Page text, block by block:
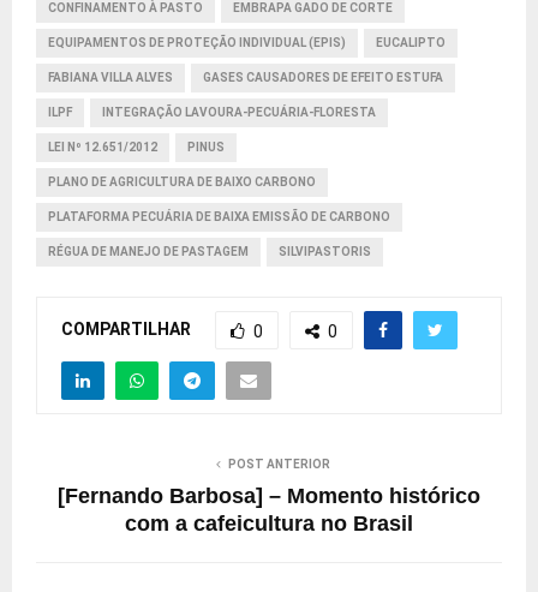
CONFINAMENTO À PASTO EMBRAPA GADO DE CORTE
EQUIPAMENTOS DE PROTEÇÃO INDIVIDUAL (EPIS) EUCALIPTO
FABIANA VILLA ALVES GASES CAUSADORES DE EFEITO ESTUFA
ILPF INTEGRAÇÃO LAVOURA-PECUÁRIA-FLORESTA
LEI Nº 12.651/2012 PINUS
PLANO DE AGRICULTURA DE BAIXO CARBONO
PLATAFORMA PECUÁRIA DE BAIXA EMISSÃO DE CARBONO
RÉGUA DE MANEJO DE PASTAGEM SILVIPASTORIS
COMPARTILHAR 0 0
POST ANTERIOR
[Fernando Barbosa] – Momento histórico
com a cafeicultura no Brasil